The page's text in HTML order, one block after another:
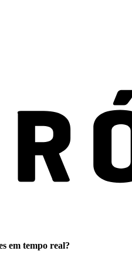
em tempo real?